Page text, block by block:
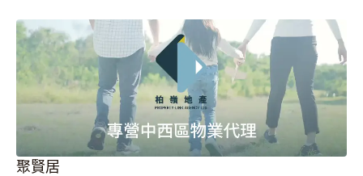
聚賢居